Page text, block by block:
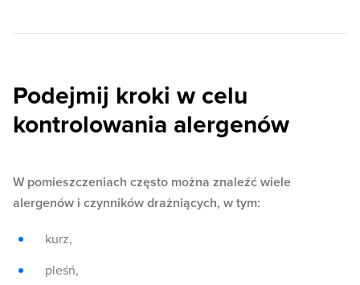
Podejmij kroki w celu
kontrolowania alergenów
W pomieszczeniach często można znaleźć wiele
alergenów i czynników drażniących, w tym:
kurz,
pleśń,